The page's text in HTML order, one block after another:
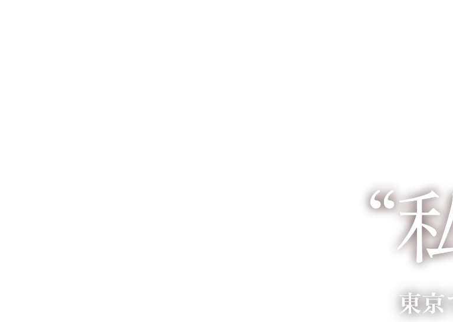
東京